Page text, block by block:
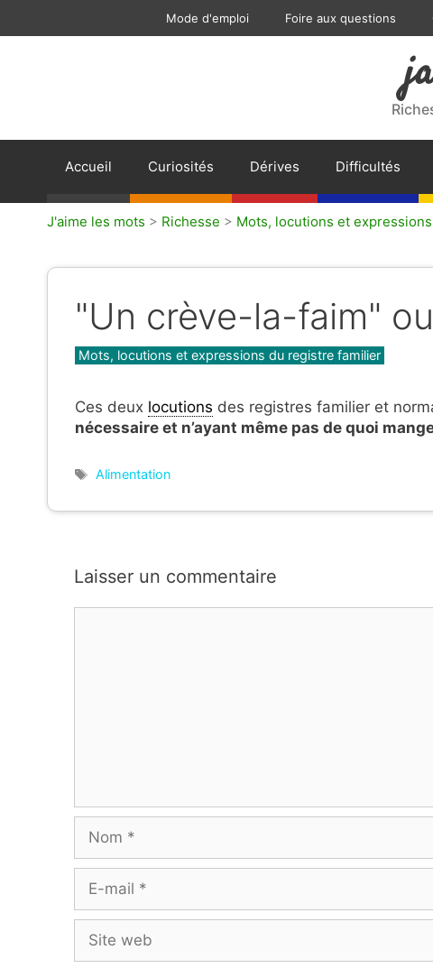
Mode d'emploi Foire aux questions
Accueil Curiosités Dérives Difficultés
J'aime les mots > Richesse > Mots, locutions et
"Un crève-la-faim"
Catégories
Mots, locutions et expressions du registre familier
Ces deux locutions des registres familier et
nécessaire et n’ayant même pas de quoi
Étiquettes
Alimentation
Laisser un commentaire
mail
web